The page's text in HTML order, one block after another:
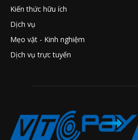
Kiến thức hữu ích
Dịch vụ
Mẹo vặt - Kinh nghiệm
Dịch vụ trực tuyến